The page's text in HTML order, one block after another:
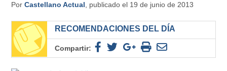
PorCastellano Actual , publicado el 19 de junio de 2013
RECOMENDACIONES DEL DÍA
Compartir: